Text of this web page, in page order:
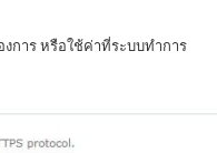
การ หรือใช้ค่าที่ระบบทำการ